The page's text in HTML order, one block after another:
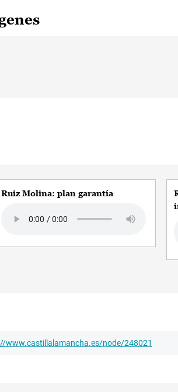
Ruiz Molina: plan garantía
www.castillalamancha.es/node/248021